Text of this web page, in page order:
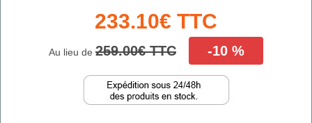
233.10€ TTC
Au lieu de 259.00€ TTC -10 %